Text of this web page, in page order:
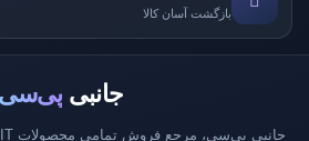
بازگشت آسان کالا
جانبی پی‌سی